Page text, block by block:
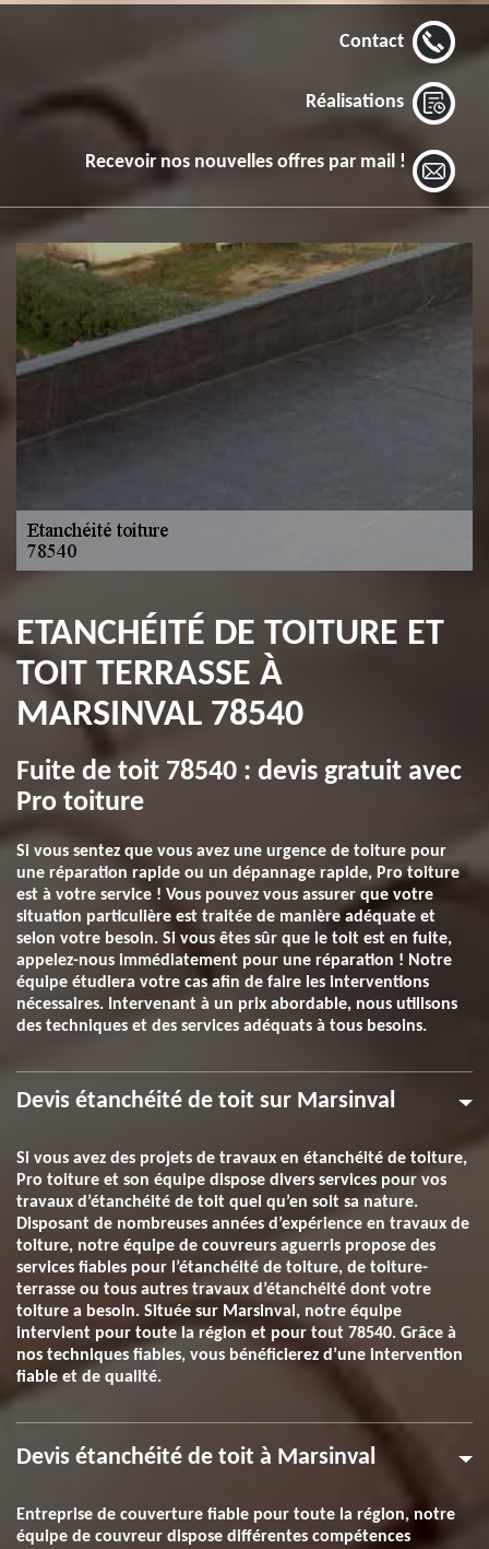
Contact
Réalisations
Recevoir nos nouvelles offres par mail !
ETANCHÉITÉ DE TOITURE ET
TOIT TERRASSE À
MARSINVAL 78540
Fuite de toit 78540 : devis gratuit avec
Pro toiture
Si vous sentez que vous avez une urgence de toiture pour
une réparation rapide ou un dépannage rapide, Pro toiture
est à votre service ! Vous pouvez vous assurer que votre
situation particulière est traitée de manière adéquate et
selon votre besoin. Si vous êtes sûr que le toit est en fuite,
appelez-nous immédiatement pour une réparation ! Notre
équipe étudiera votre cas afin de faire les interventions
nécessaires. Intervenant à un prix abordable, nous utilisons
des techniques et des services adéquats à tous besoins.
Devis étanchéité de toit sur Marsinval
Si vous avez des projets de travaux en étanchéité de toiture,
Pro toiture et son équipe dispose divers services pour vos
travaux d’étanchéité de toit quel qu’en soit sa nature.
Disposant de nombreuses années d’expérience en travaux de
toiture, notre équipe de couvreurs aguerris propose des
services fiables pour l’étanchéité de toiture, de toiture-
terrasse ou tous autres travaux d’étanchéité dont votre
toiture a besoin. Située sur Marsinval, notre équipe
intervient pour toute la région et pour tout 78540. Grâce à
nos techniques fiables, vous bénéficierez d’une intervention
fiable et de qualité.
Devis étanchéité de toit à Marsinval
Entreprise de couverture fiable pour toute la région, notre
équipe de couvreur dispose différentes compétences